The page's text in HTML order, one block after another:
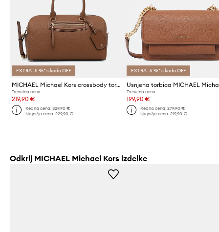
EXTRA -5 %* s kodo OFF
MICHAEL Michael Kors crossbody torbica ženska usnjena
Trenutna cena:
219,90 €
Redna cena:329,90 €
Najnižja cena:229,90 €
EXTRA -5 %* s kodo OFF
Trenutna cena:
199,90 €
Redna cena: 279,90 €
Najnižja cena: 219,90 €
Odkrij MICHAEL Michael Kors izdelke